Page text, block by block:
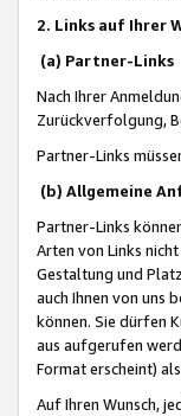
2. Links auf Ihrer
(a) Partner-Links
Nach Ihrer
Zurückverfolgung,
Partner-Links
(b) Allgemeine
Partner-Links
Arten von Links
Gestaltung und
auch Ihnen von uns
können. Sie dürfen
aus aufgerufen
Format erscheint)
Auf Ihren Wunsch,